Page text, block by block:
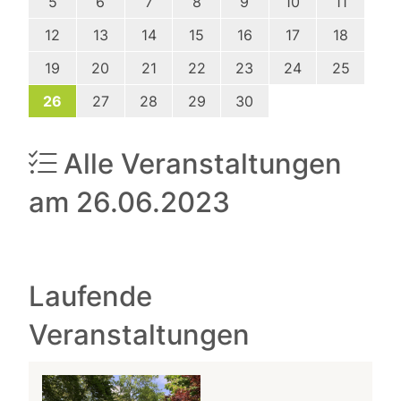
12
13 14 15 16 17
18
19
20 21 22 23 24
25
26
27 28 29 30
Alle Veranstaltungen
am 26.06.2023
Laufende
Veranstaltungen